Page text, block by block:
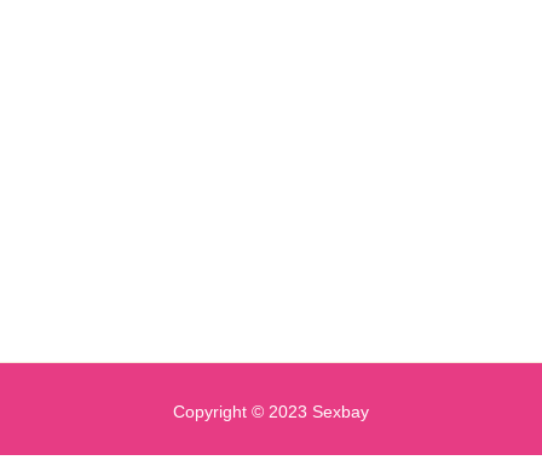
Copyright © 2023 Sexbay